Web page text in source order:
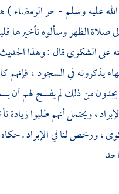
عليه وسلم - حر الرمضاء )
الظهر وسألوه تأخيرها
على الشكوى قال : وهذا
يذكرونه في السجود ، فإنهم
يجدون من ذلك لم يفسح لهم أن
، ويحتمل أنهم طلبوا زيادة
، ورخص لنا في الإبراد .